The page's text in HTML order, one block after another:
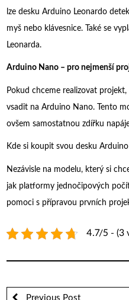
lze desku Arduino Leonardo
myš nebo klávesnice. Také se
Leonarda.
Arduino Nano – pro nejmenší
Pokud chceme realizovat
vsadit na Arduino Nano. Tento
ovšem samostatnou zdířku
Kde si koupit svou desku
Nezávisle na modelu, který si
jak platformy jednočipových
pomoci s přípravou prvních
4.7/5 - (3
Previous Post